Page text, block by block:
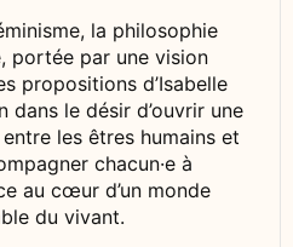
la philosophie
portée par une vision
propositions d’Isabelle
dans le désir d’ouvrir une
les êtres humains et
chacun·e à
au cœur d’un monde
du vivant.